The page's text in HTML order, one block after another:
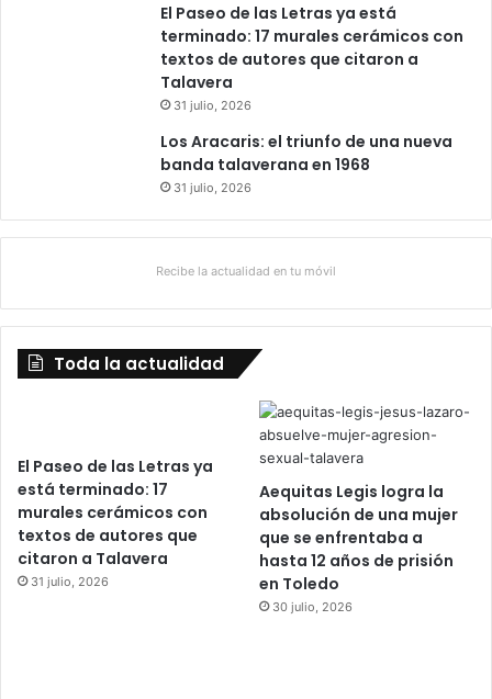
El Paseo de las Letras ya está
terminado: 17 murales cerámicos con
textos de autores que citaron a
Talavera
31 julio, 2026
Los Aracaris: el triunfo de una nueva
banda talaverana en 1968
31 julio, 2026
Recibe la actualidad en tu móvil
Toda la actualidad
El Paseo de las Letras ya
está terminado: 17
murales cerámicos con
textos de autores que
citaron a Talavera
31 julio, 2026
Aequitas Legis logra la
absolución de una mujer
que se enfrentaba a
hasta 12 años de prisión
en Toledo
30 julio, 2026